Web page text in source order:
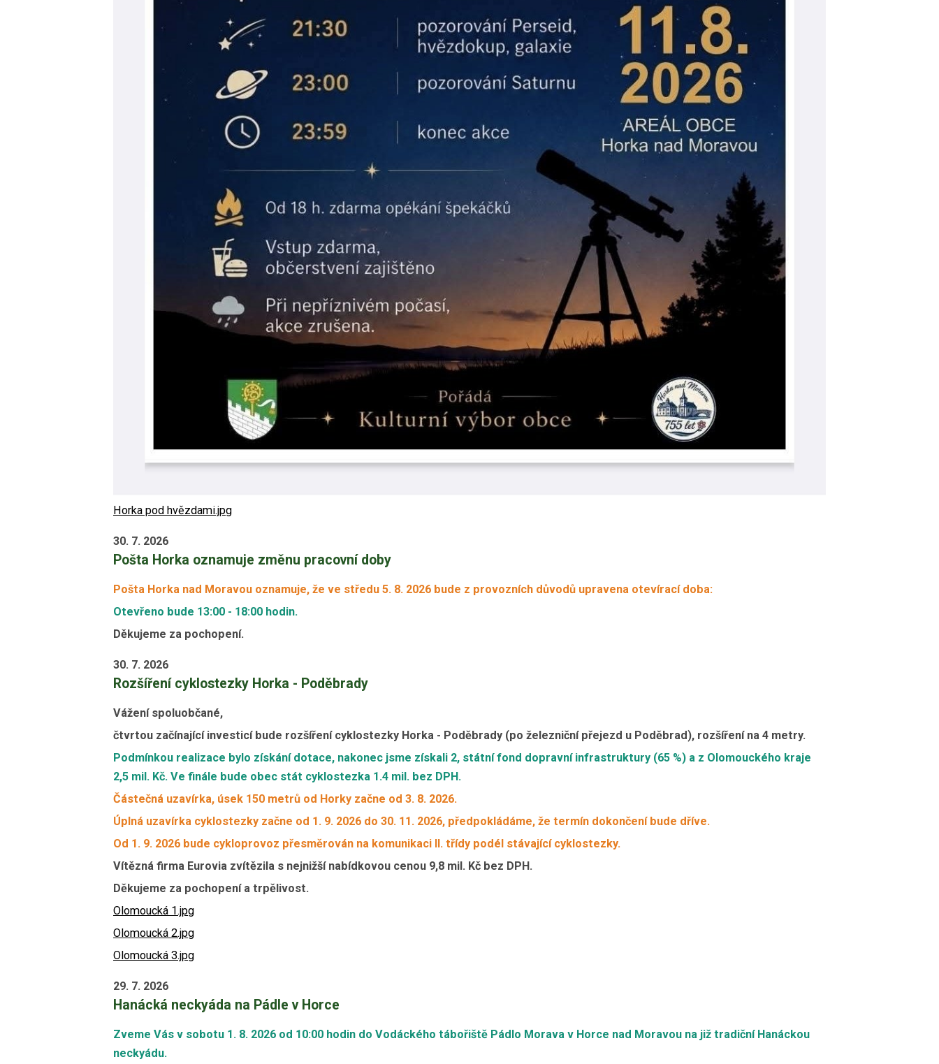
Horka pod hvězdami.jpg
30. 7. 2026
Pošta Horka oznamuje změnu pracovní doby
Pošta Horka nad Moravou oznamuje, že ve středu 5. 8. 2026 bude z provozních důvodů upravena otevírací doba:
Otevřeno bude 13:00 - 18:00 hodin.
Děkujeme za pochopení.
30. 7. 2026
Rozšíření cyklostezky Horka - Poděbrady
Vážení spoluobčané,
čtvrtou začínající investicí bude rozšíření cyklostezky Horka - Poděbrady (po železniční přejezd u Poděbrad), rozšíření na 4 metry.
Podmínkou realizace bylo získání dotace, nakonec jsme získali 2, státní fond dopravní infrastruktury (65 %) a z Olomouckého kraje
2,5 mil. Kč. Ve finále bude obec stát cyklostezka 1.4 mil. bez DPH.
Částečná uzavírka, úsek 150 metrů od Horky začne od 3. 8. 2026.
Úplná uzavírka cyklostezky začne od 1. 9. 2026 do 30. 11. 2026, předpokládáme, že termín dokončení bude dříve.
Od 1. 9. 2026 bude cykloprovoz přesměrován na komunikaci II. třídy podél stávající cyklostezky.
Vítězná firma Eurovia zvítězila s nejnižší nabídkovou cenou 9,8 mil. Kč bez DPH.
Děkujeme za pochopení a trpělivost.
Olomoucká 1.jpg
Olomoucká 2.jpg
Olomoucká 3.jpg
29. 7. 2026
Hanácká neckyáda na Pádle v Horce
Zveme Vás v sobotu 1. 8. 2026 od 10:00 hodin do Vodáckého tábořiště Pádlo Morava v Horce nad Moravou na již tradiční Hanáckou
neckyádu.